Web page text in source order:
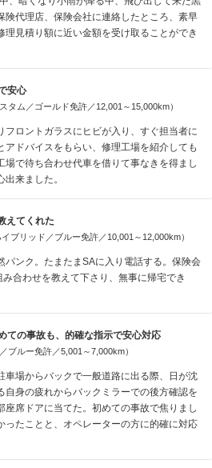
険代理店、保険会社に連絡したところ、素早
理見積り額に近い金額を受け取ることができ
安心
タム／ゴールド免許／12,001～15,000km）
フロントガラスにヒビが入り、すぐ担当者に
ドバイスをもらい、修理工場を紹介しても
場で待ち合わせ代車を借りて事なきを得まし
来ました。
えてくれた
ブリッド／ブルー免許／10,001～12,000km）
パンク。たまたまSAに入り電話する。保険会
合わせを教えて下さり、無事に帰宅でき
ての事故も、的確な指示で安心対応
ブルー免許／5,001～7,000km）
車場からバックで一般道路に出る際、日が沈
自身の疲れからバックミラーでの後方確認を
席ドアに当てた。初めての事故で焦りまし
ったことと、オペレーターの方に的確に対応